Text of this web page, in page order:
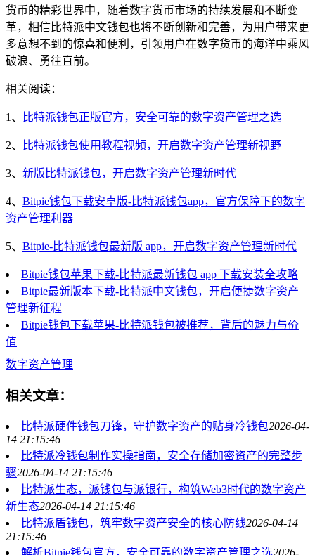
货币的精彩世界中，随着数字货币市场的持续发展和不断变
革，相信比特派中文钱包也将不断创新和完善，为用户带来更
多意想不到的惊喜和便利，引领用户在数字货币的海洋中乘风
破浪、勇往直前。
相关阅读：
1、 比特派钱包正版官方，安全可靠的数字资产管理之选
2、 比特派钱包使用教程视频，开启数字资产管理新视野
3、 新版比特派钱包，开启数字资产管理新时代
4、 Bitpie钱包下载安卓版-比特派钱包app，官方保障下的数字
资产管理利器
5、 Bitpie-比特派钱包最新版 app，开启数字资产管理新时代
Bitpie钱包苹果下载-比特派最新钱包 app 下载安装全攻略
Bitpie最新版本下载-比特派中文钱包，开启便捷数字资产
管理新征程
Bitpie钱包下载苹果-比特派钱包被推荐，背后的魅力与价
值
数字资产管理
相关文章：
比特派硬件钱包刀锋，守护数字资产的贴身冷钱包2026-04-
14 21:15:46
比特派冷钱包制作实操指南，安全存储加密资产的完整步
骤2026-04-14 21:15:46
比特派生态，派钱包与派银行，构筑Web3时代的数字资产
新生态2026-04-14 21:15:46
比特派盾钱包，筑牢数字资产安全的核心防线2026-04-14
21:15:46